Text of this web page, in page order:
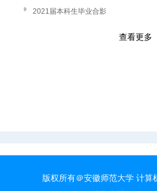
2021届本科生毕业合影
查看更多
版权所有＠安徽师范大学 计算